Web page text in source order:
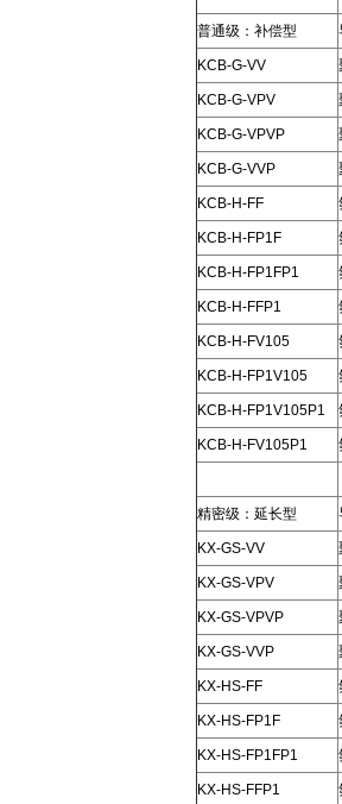
普通级：补偿型
KCB-G-VV
KCB-G-VPV
KCB-G-VPVP
KCB-G-VVP
KCB-H-FF
KCB-H-FP1F
KCB-H-FP1FP1
KCB-H-FFP1
KCB-H-FV105
KCB-H-FP1V105
KCB-H-FP1V105P1
KCB-H-FV105P1
精密级：延长型
KX-GS-VV
KX-GS-VPV
KX-GS-VPVP
KX-GS-VVP
KX-HS-FF
KX-HS-FP1F
KX-HS-FP1FP1
KX-HS-FFP1